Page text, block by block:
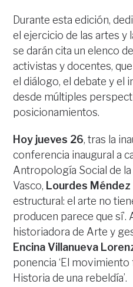
Durante esta edición,
el ejercicio de las artes y
se darán cita un elenco
activistas y docentes,
el diálogo, el debate y el
desde múltiples
posicionamientos.
Hoy jueves 26, tras la
conferencia inaugural a
Antropología Social de
Vasco, Lourdes
estructural: el arte no
producen parece que sí’.
historiadora de Arte y
Encina Villanueva
ponencia ‘El
Historia de una rebeldía’.